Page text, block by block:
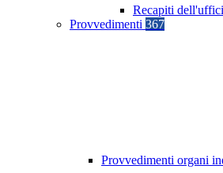
Recapiti
Provvedimenti 367
Provvedimenti organi